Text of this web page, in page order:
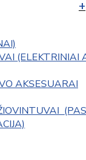
(ELEKTRINIAI
AKSESUARAI